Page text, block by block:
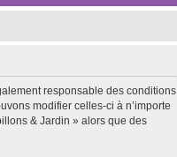
responsable des conditions
modifier celles-ci à n’importe
& Jardin » alors que des